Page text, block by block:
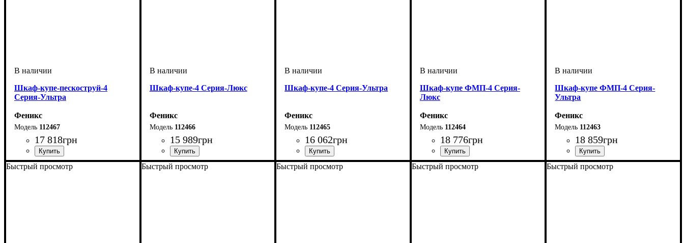
Шкаф-купе-пескоструй-4
Серия-Ультра
Феникс
112467
17 818грн
Шкаф-купе-4 Серия-Люкс
Феникс
112466
15 989грн
Шкаф-купе-4 Серия-Ультра
Феникс
112465
16 062грн
Шкаф-купе ФМП-4 Серия-
Люкс
Феникс
112464
18 776грн
Шкаф-купе ФМП-4 Серия-
Ультра
Феникс
112463
18 859грн
Быстрый просмотр Быстрый просмотр Быстрый просмотр Быстрый просмотр Быстрый просмотр